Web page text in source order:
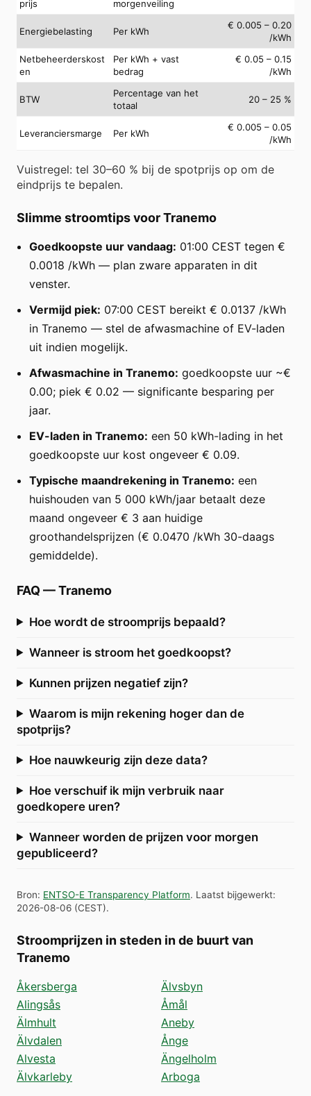
prijs
morgenveiling
Energiebelasting Per kWh
€ 0.005 – 0.20
/kWh
Netbeheerderskost
en
Per kWh + vast
bedrag
€ 0.05 – 0.15
/kWh
BTW
Percentage van het
totaal
20 – 25 %
Leveranciersmarge Per kWh
€ 0.005 – 0.05
/kWh
Vuistregel: tel 30–60 % bij de spotprijs op om de
eindprijs te bepalen.
Slimme stroomtips voor Tranemo
Goedkoopste uur vandaag: 01:00 CEST tegen €
0.0018 /kWh — plan zware apparaten in dit
venster.
Vermijd piek: 07:00 CEST bereikt € 0.0137 /kWh
in Tranemo — stel de afwasmachine of EV-laden
uit indien mogelijk.
Afwasmachine in Tranemo: goedkoopste uur ~€
0.00; piek € 0.02 — significante besparing per
jaar.
EV-laden in Tranemo: een 50 kWh-lading in het
goedkoopste uur kost ongeveer € 0.09.
Typische maandrekening in Tranemo: een
huishouden van 5 000 kWh/jaar betaalt deze
maand ongeveer € 3 aan huidige
groothandelsprijzen (€ 0.0470 /kWh 30-daags
gemiddelde).
FAQ —Tranemo
Hoe wordt de stroomprijs bepaald?
Wanneer is stroom het goedkoopst?
Kunnen prijzen negatief zijn?
Waarom is mijn rekening hoger dan de
spotprijs?
Hoe nauwkeurig zijn deze data?
Hoe verschuif ik mijn verbruik naar
goedkopere uren?
Wanneer worden de prijzen voor morgen
gepubliceerd?
Bron: ENTSO-E Transparency Platform. Laatst bijgewerkt:
2026-08-06 (CEST).
Stroomprijzen in steden in de buurt van
Tranemo
Åkersberga
Alingsås
Älmhult
Älvdalen
Alvesta
Älvkarleby
Älvsbyn
Åmål
Aneby
Ånge
Ängelholm
Arboga